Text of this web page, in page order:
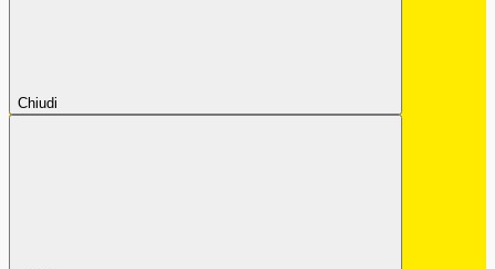
Chiudi